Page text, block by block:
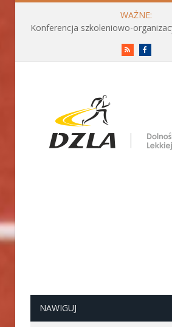
WAŻNE:
RSS
NAWIGUJ